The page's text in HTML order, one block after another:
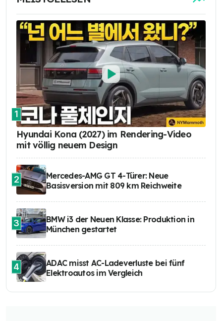
1
Hyundai Kona (2027) im Rendering-Video
mit völlig neuem Design
2
Mercedes-AMG GT 4-Türer: Neue
Basisversion mit 809 km Reichweite
3
BMW i3 der Neuen Klasse: Produktion in
München gestartet
4
ADAC misst AC-Ladeverluste bei fünf
Elektroautos im Vergleich